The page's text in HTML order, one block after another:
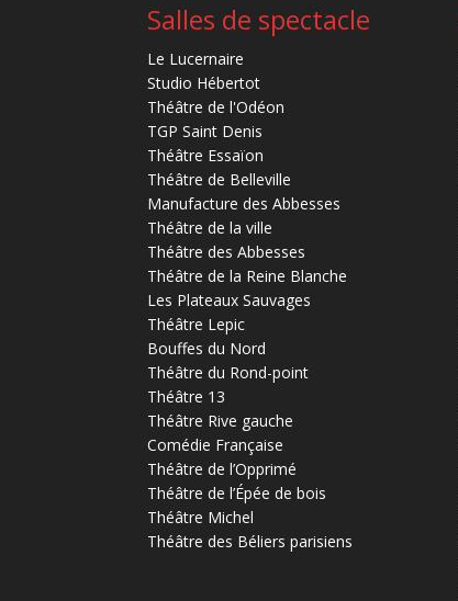
Salles de spectacle
Le Lucernaire
Studio Hébertot
Théâtre de l'Odéon
TGP Saint Denis
Théâtre Essaïon
Théâtre de Belleville
Manufacture des Abbesses
Théâtre de la ville
Théâtre des Abbesses
Théâtre de la Reine Blanche
Les Plateaux Sauvages
Théâtre Lepic
Bouffes du Nord
Théâtre du Rond-point
Théâtre 13
Théâtre Rive gauche
Comédie Française
Théâtre de l’Opprimé
Théâtre de l’Épée de bois
Théâtre Michel
Théâtre des Béliers parisiens